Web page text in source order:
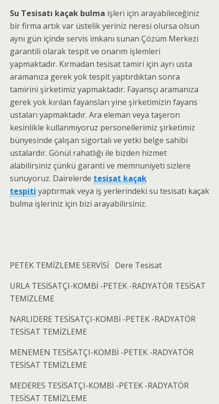
Su Tesisatı kaçak bulma işleri için arayabileceğiniz
bir firma artık var üstelik yeriniz neresi olursa olsun
aynı gün içinde servis imkanı sunan Çözüm Merkezi
garantili olarak tespit ve onarım işlemleri
yapmaktadır. Kırmadan tesisat tamiri için ayrı usta
aramanıza gerek yok tespit yaptırdıktan sonra
tamirini şirketimiz yapmaktadır. Fayansçı aramanıza
gerek yok kırılan fayansları yine şirketimizin fayans
ustaları yapmaktadır. Ara eleman veya taşeron
kesinlikle kullanmıyoruz personellerimiz şirketimiz
bünyesinde çalışan sigortalı ve yetki belge sahibi
ustalardır. Gönül rahatlığı ile bizden hizmet
alabilirsiniz çünkü garanti ve memnuniyeti sizlere
sunuyoruz. Dairelerde tesisat kaçak
tespiti yaptırmak veya iş yerlerindeki su tesisatı kaçak
bulma işleriniz için bizi arayabilirsiniz.
PETEK TEMİZLEME SERVİSİ Dere Tesisat
URLA TESİSATÇI-KOMBİ -PETEK -RADYATÖR TESİSAT
TEMİZLEME
NARLIDERE TESİSATÇI-KOMBİ -PETEK -RADYATÖR
TESİSAT TEMİZLEME
MENEMEN TESİSATÇI-KOMBİ -PETEK -RADYATÖR
TESİSAT TEMİZLEME
MEDERES TESİSATÇI-KOMBİ -PETEK -RADYATÖR
TESİSAT TEMİZLEME